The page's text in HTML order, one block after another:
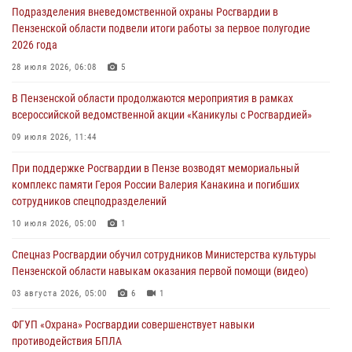
05 августа 2026, 07:00
Сотрудники пензенского ОМОН «Страж» познакомили участников
сборов «Гвардеец» с вооружением и техникой Росгвардии
В Пензе сотрудники Росгвардии оказали помощь
дезориентированному пенсионеру
В Пензе при силовой поддержке Росгвардии пресечена
деятельность ОПГ, маскировавшейся под реабилитационный центр
(видео)
Подразделения вневедомственной охраны Росгвардии в
Пензенской области подвели итоги работы за первое полугодие
2026 года
28 июля 2026, 06:08 5
В Пензенской области продолжаются мероприятия в рамках
всероссийской ведомственной акции «Каникулы с Росгвардией»
09 июля 2026, 11:44
При поддержке Росгвардии в Пензе возводят мемориальный
комплекс памяти Героя России Валерия Канакина и погибших
сотрудников спецподразделений
10 июля 2026, 05:00 1
Спецназ Росгвардии обучил сотрудников Министерства культуры
Пензенской области навыкам оказания первой помощи (видео)
03 августа 2026, 05:00 6 1
ФГУП «Охрана» Росгвардии совершенствует навыки
противодействия БПЛА